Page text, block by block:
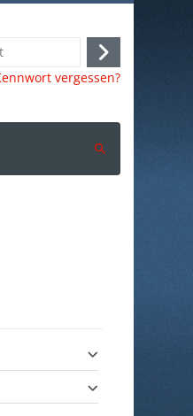
Anmelden
vergessen?
Suchen